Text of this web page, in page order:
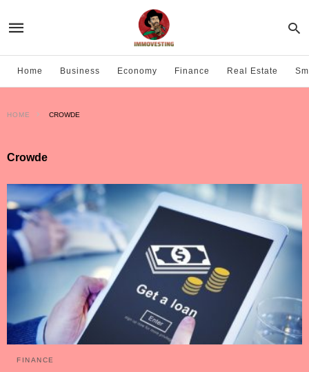
Home Business Economy Finance Real Estate
HOME CROWDE
Crowde
FINANCE